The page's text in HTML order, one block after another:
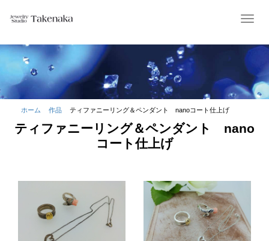
T
g
g
l
n
i
ホーム 作品 ティファニーリング＆ペンダント nanoコート仕上げ
ティファニーリング＆ペンダント nano
コート仕上げ